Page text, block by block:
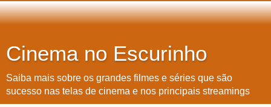
Cinema no Escurinho
Saiba mais sobre os grandes filmes e séries que são
sucesso nas telas de cinema e nos principais streamings